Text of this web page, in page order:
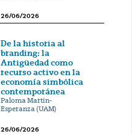
26/06/2026
De la historia al
branding: la
Antigüedad como
recurso activo en la
economía simbólica
contemporánea
Paloma Martín-
Esperanza (UAM)
26/06/2026